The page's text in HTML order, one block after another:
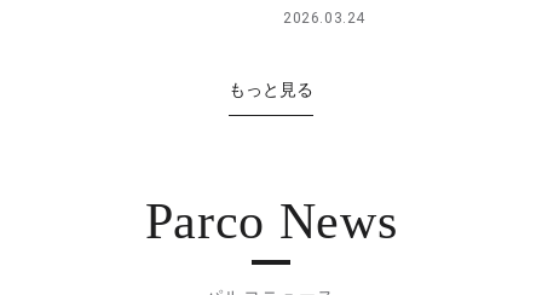
2026.03.24
もっと見る
Parco News